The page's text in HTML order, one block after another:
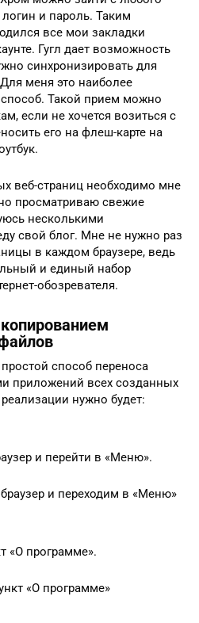
и пароль. Таким
все мои закладки
Гугл дает возможность
синхронизировать для
меня это наиболее
Такой прием можно
если не хочется возиться с
его на флеш-карте на
веб-страниц необходимо мне
просматриваю свежие
несколькими
свой блог. Мне не нужно раз
в каждом браузере, ведь
и единый набор
обозревателя.
способ переноса
приложений всех созданных
нужно будет:
и перейти в «Меню».
и переходим в «Меню»
«О программе».
«О программе»